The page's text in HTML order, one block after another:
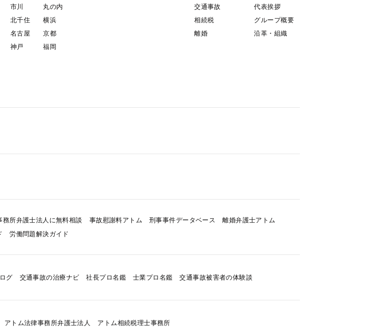
市川
丸の内
北千住
横浜
名古屋
京都
神戸 福岡
交通事故
相続税
離婚
代表挨拶
グループ概要
沿革・組織
所弁護士法人に無料相談 事故慰謝料アトム 刑事事件データベース
離婚弁護士アトム
労働問題解決ガイド
グ 交通事故の治療ナビ 社長プロ名鑑 士業プロ名鑑 交通事故被害者の体験談
アトム法律事務所弁護士法人 アトム相続税理士事務所